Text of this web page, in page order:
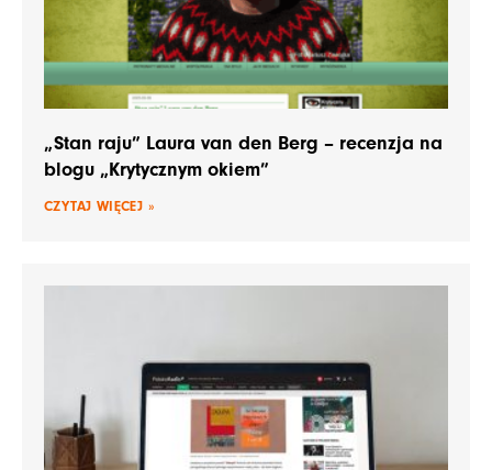
„Stan raju” Laura van den Berg – recenzja na
blogu „Krytycznym okiem”
CZYTAJ WIĘCEJ »